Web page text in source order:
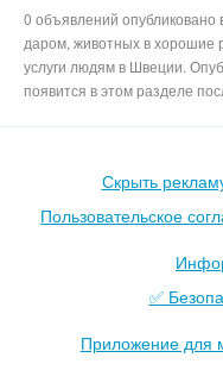
0 объявлений
даром, животных в хорошие
услуги людям в Швеции.
появится в этом разделе
Скрыть
Пользовательское
✅
Приложение для